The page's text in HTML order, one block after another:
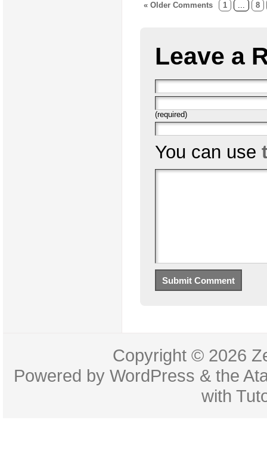
« Older Comments 1 ... 8
Leave a
(required)
You can use
Copyright © 2026
Powered byWordPress & the
with